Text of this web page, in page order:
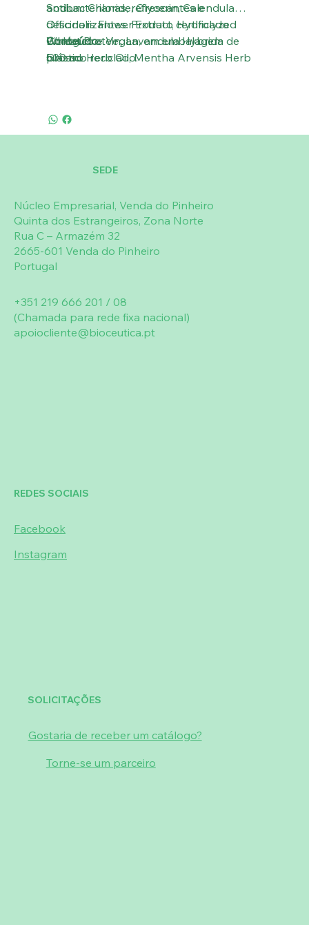
antibacterianas, refrescantes e
desodorizantes. Produto certificado
Biológico e Vegan, em embalagem de
plástico reciclado.
Sodium Chloride, Glycerin, Calendula
Officinalis Flower Extract, Hydrolyzed
Wheat Protein, Lavandula Hybrida
Grosso Herb Oil, Mentha Arvensis Herb
Tetrasodium Glutammate Diacetate,
Conteúdo
500 mL
+351 219 666 201 / 08
(Chamada para rede fixa nacional)
apoiocliente@bioceutica.pt
Núcleo Empresarial, Venda do Pinheiro
Quinta dos Estrangeiros, Zona Norte
Rua C – Armazém 32
2665-601 Venda do Pinheiro
Portugal
SEDE
REDES SOCIAIS
Facebook
Instagram
SOLICITAÇÕES
Gostaria de receber um catálogo?
Torne-se um parceiro